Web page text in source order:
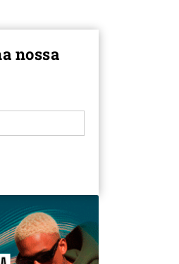
nossa